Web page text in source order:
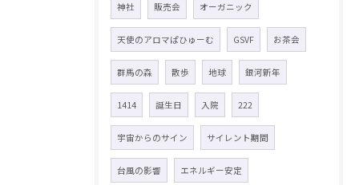
神社 販売会 オーガニック
天使のアロマぱひゅーむ GSVF お茶会
群馬の森 散歩 地球 銀河新年
1414 誕生日 入院 222
宇宙からのサイン サイレント期間
台風の影響 エネルギー安定